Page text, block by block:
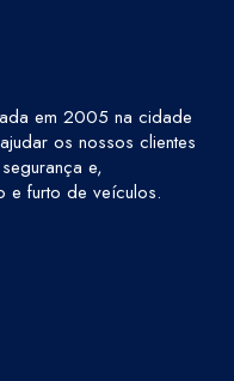
em 2005 na cidade
os nossos clientes
e,
e furto de veículos.